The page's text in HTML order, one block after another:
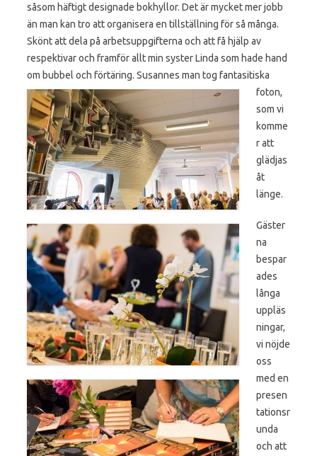
såsom häftigt designade bokhyllor. Det är mycket mer jobb
än man kan tro att organisera en tillställning för så många.
Skönt att dela på arbetsuppgifterna och att få hjälp av
respektivar och framför allt min syster Linda som hade hand
om bubbel och förtäring. Susannes man tog fantasitiska
foton,
som vi
komme
r att
glädjas
åt
länge.
Gäster
na
bespar
ades
långa
uppläs
ningar,
vi nöjde
oss
med en
presen
tationsr
unda
och att